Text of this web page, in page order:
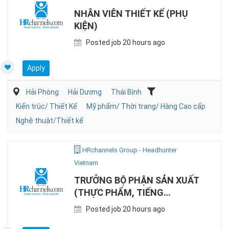
NHÂN VIÊN THIẾT KẾ (PHỤ
KIỆN)
Posted job 20 hours ago
Apply
Hải Phòng Hải Dương
Thái Bình
Kiến trúc/ Thiết Kế
Mỹ phẩm/ Thời trang/ Hàng Cao cấp
Nghệ thuật/Thiết kế
HRchannels Group - Headhunter
Vietnam
TRƯỞNG BỘ PHẬN SẢN XUẤT
(THỰC PHẨM, TIẾNG
ANH/NHẬT)
Posted job 20 hours ago